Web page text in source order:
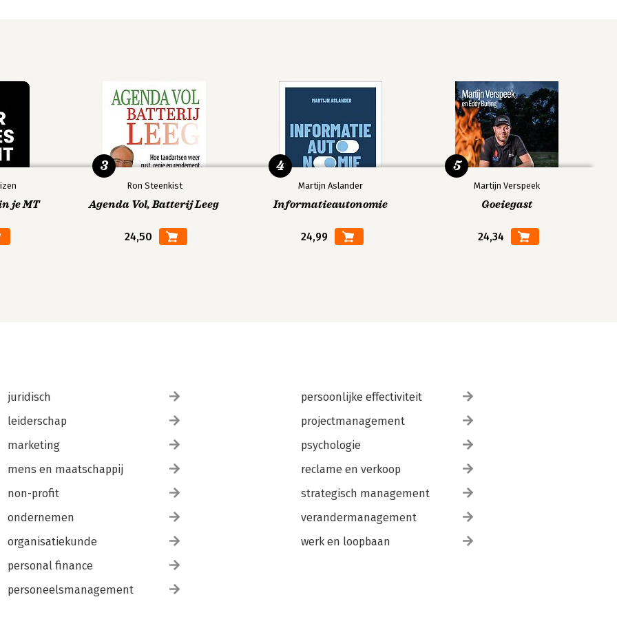
je MT
Ron Steenkist
Agenda Vol, Batterij Leeg
24,50
3
Martijn Aslander
Informatieautonomie
24,99
4
Martijn Verspeek
Goeiegast
24,34
5
juridisch
leiderschap
marketing
mens en maatschappij
non-profit
ondernemen
organisatiekunde
personal finance
personeelsmanagement
persoonlijke effectiviteit
projectmanagement
psychologie
reclame en verkoop
strategisch management
verandermanagement
werk en loopbaan